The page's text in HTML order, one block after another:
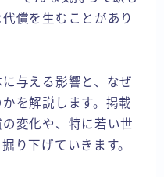
償を生むことがあり
与える影響と、なぜ
を解説します。掲載
変化や、特に若い世
り下げていきます。